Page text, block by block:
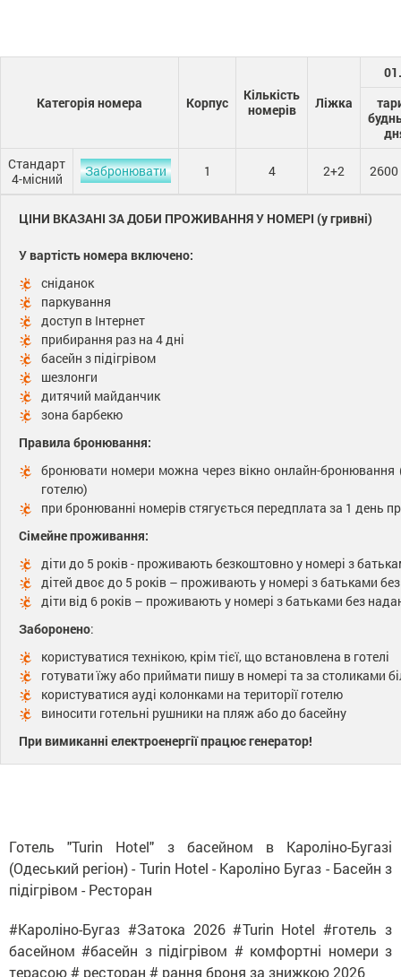
Категорія номера Корпус
Кількість
номерів
Ліжка
Стандарт
4-місний
Забронювати 1 4 2+2 2600
ЦІНИ ВКАЗАНІ ЗА ДОБИ ПРОЖИВАННЯ У НОМЕРІ (у гривні)
У вартість номера включено:
сніданок
паркування
доступ в Інтернет
прибирання раз на 4 дні
басейн з підігрівом
шезлонги
дитячий майданчик
зона барбекю
Правила бронювання:
бронювати номери можна через вікно онлайн-бронювання
готелю)
при бронюванні номерів стягується передплата за 1 день
Сімейне проживання:
діти до 5 років - проживають безкоштовно у номері з
дітей двоє до 5 років – проживають у номері з батьками
діти від 6 років – проживають у номері з батьками без
Заборонено:
користуватися технікою, крім тієї, що встановлена ​​в готелі
готувати їжу або приймати пишу в номері та за столиками
користуватися ауді колонками на території готелю
виносити готельні рушники на пляж або до басейну
При вимиканні електроенергії працює генератор!
Готель "Turin Hotel" з басейном в Кароліно-Бугазі
(Одеський регіон) - Turin Hotel - Кароліно Бугаз - Басейн з
підігрівом - Ресторан
#Кароліно-Бугаз #Затока 2026 #Turin Hotel #готель з
басейном #басейн з підігрівом # комфортні номери з
терасою # ресторан # рання броня за знижкою 2026